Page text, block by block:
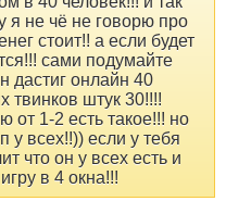
я не чё не говорю про
стоит!! а если будет
сами подумайте
дастиг онлайн 40
твинков штук 30!!!!
от 1-2 есть такое!!! но
у всех!!)) если у тебя
что он у всех есть и
в 4 окна!!!